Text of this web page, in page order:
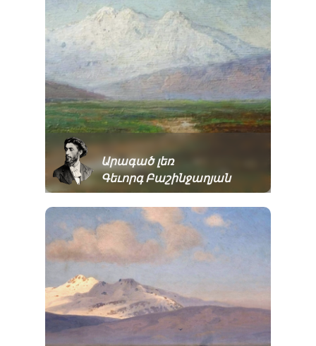
Արագած լեռ
Գեւորգ Բաշինջաղյան